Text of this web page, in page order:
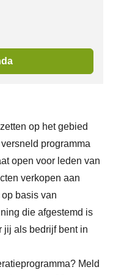
op het gebied
programma
open voor leden van
verkopen aan
basis van
die afgestemd is
jij als bedrijf bent in
Meld